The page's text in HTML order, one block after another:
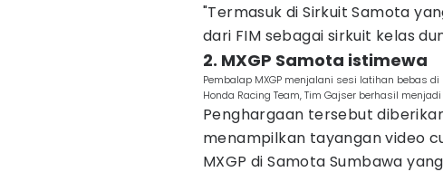
"Termasuk di Sirkuit Samota
dari FIM sebagai sirkuit kelas
2. MXGP Samota istimewa
Pembalap MXGP menjalani sesi latihan bebas
Honda Racing Team, Tim Gajser berhasil
Penghargaan tersebut
menampilkan tayangan video
MXGP di Samota Sumbawa